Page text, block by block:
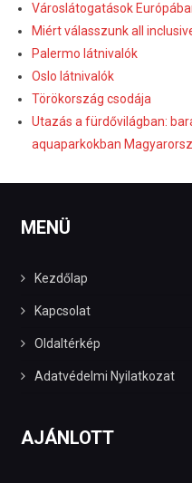
Városlátogatások
Miért válasszunk all
Palermo látnivalók
Oslo látnivalók
Törökország csodája
Utazás a fürdővilágban:
aquaparkokban
MENÜ
Kezdőlap
Kapcsolat
Oldaltérkép
Adatvédelmi Nyilatkozat
AJÁNLOTT